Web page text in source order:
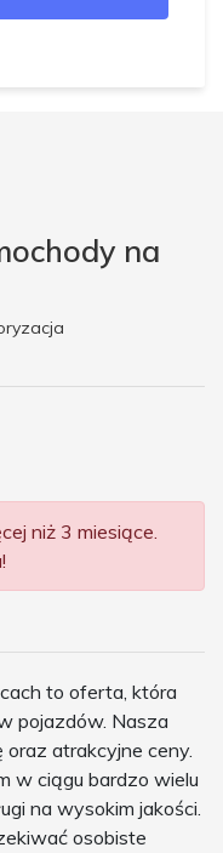
na
niż 3 miesiące.
to oferta, która
pojazdów. Nasza
atrakcyjne ceny.
w ciągu bardzo wielu
na wysokim jakości.
osobiste